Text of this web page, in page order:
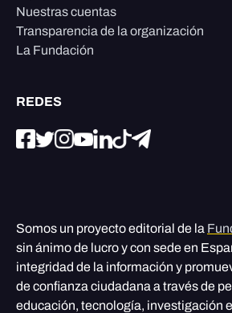
Nuestras cuentas
Transparencia de la organización
La Fundación
REDES
Somos un proyecto editorial de la
sin ánimo de lucro y con sede en
integridad de la información y
de confianza ciudadana a través de
educación, tecnología, investigación